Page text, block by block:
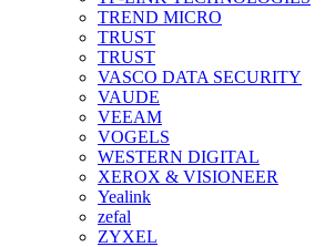
TREND MICRO
TRUST
TRUST
VASCO DATA SECURITY
VAUDE
VEEAM
VOGELS
WESTERN DIGITAL
XEROX & VISIONEER
Yealink
zefal
ZYXEL